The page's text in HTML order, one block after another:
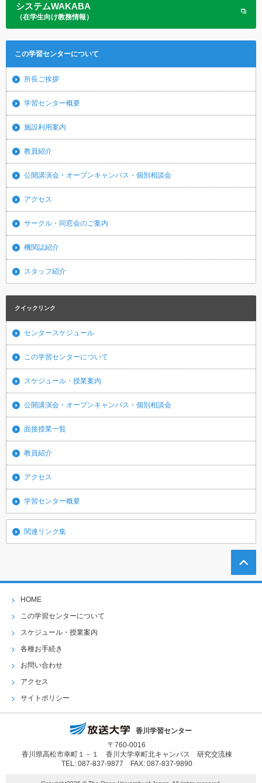
システムWAKABA
（在学生向け教務情報）
この学習センターについて
所長ご挨拶
学習センター概要
施設利用案内
教員紹介
公開講演会・オープンキャンパス・個別相談会
アクセス
サークル・同窓会のご案内
機関誌紹介
スタッフ紹介
クイックリンク
センタースケジュール
この学習センターについて
スケジュール・授業案内
公開講演会・オープンキャンパス・個別相談会
面接授業一覧
教員紹介
アクセス
学習センター概要
関連リンク集
HOME
この学習センターについて
スケジュール・授業案内
各種お手続き
お問い合わせ
アクセス
サイトポリシー
香川学習センター
〒760-0016
香川県高松市幸町１－１ 香川大学幸町北キャンパス 研究交流棟
TEL: 087-837-9877 FAX: 087-837-9890